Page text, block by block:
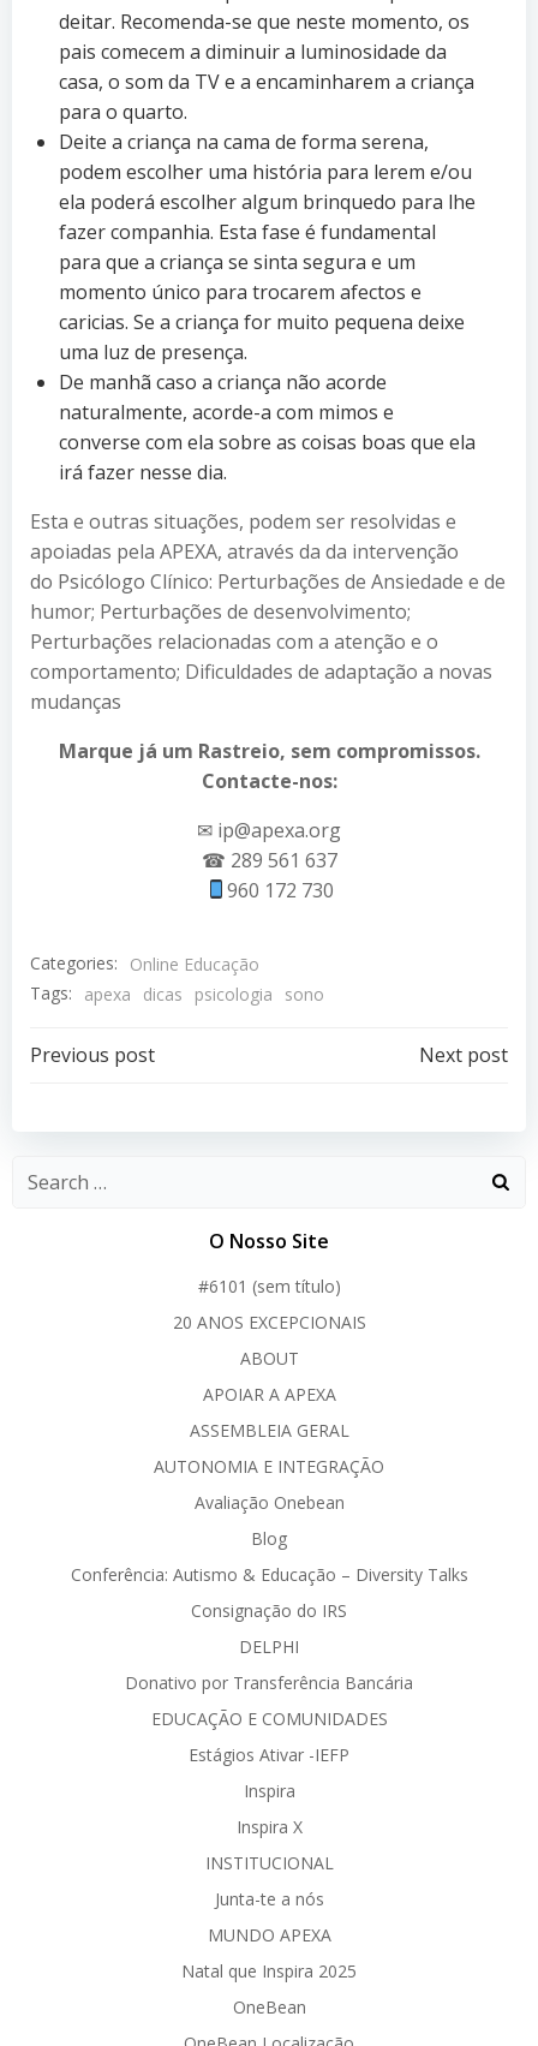
deitar. Recomenda-se que neste momento, os
pais comecem a diminuir a luminosidade da
casa, o som da TV e a encaminharem a criança
para o quarto.
Deite a criança na cama de forma serena,
podem escolher uma história para lerem e/ou
ela poderá escolher algum brinquedo para lhe
fazer companhia. Esta fase é fundamental
para que a criança se sinta segura e um
momento único para trocarem afectos e
caricias. Se a criança for muito pequena deixe
uma luz de presença.
De manhã caso a criança não acorde
naturalmente, acorde-a com mimos e
converse com ela sobre as coisas boas que ela
irá fazer nesse dia.
Esta e outras situações, podem ser resolvidas e
apoiadas pela APEXA, através da da intervenção
do Psicólogo Clínico: Perturbações de Ansiedade e de
humor; Perturbações de desenvolvimento;
Perturbações relacionadas com a atenção e o
comportamento; Dificuldades de adaptação a novas
mudanças
Marque já um Rastreio, sem compromissos.
Contacte-nos:
✉ ip@apexa.org
☎ 289 561 637
960 172 730
Categories:
Online Educação
Tags:
apexa dicas psicologia sono
Post
navigation
Previous post
navigation
Next post
O Nosso Site
#6101 (sem título)
20 ANOS EXCEPCIONAIS
ABOUT
APOIAR A APEXA
ASSEMBLEIA GERAL
AUTONOMIA E INTEGRAÇÃO
Avaliação Onebean
Blog
Conferência: Autismo & Educação – Diversity Talks
Consignação do IRS
DELPHI
Donativo por Transferência Bancária
EDUCAÇÃO E COMUNIDADES
Estágios Ativar -IEFP
Inspira
Inspira X
INSTITUCIONAL
Junta-te a nós
MUNDO APEXA
Natal que Inspira 2025
OneBean